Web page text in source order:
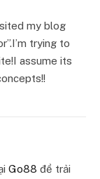
my blog
trying to
assume its
Go88 để trải